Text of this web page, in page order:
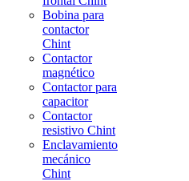
Bobina para
contactor
Chint
Contactor
magnético
Contactor para
capacitor
Contactor
resistivo Chint
Enclavamiento
mecánico
Chint